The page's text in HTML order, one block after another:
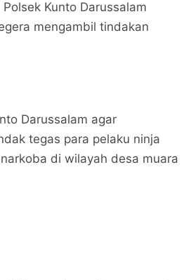
Kunto Darussalam
mengambil tindakan
Darussalam agar
tegas para pelaku ninja
di wilayah desa muara